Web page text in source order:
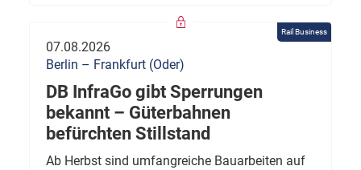
Rail Business
07.08.2026
Berlin – Frankfurt (Oder)
DB InfraGo gibt Sperrungen
bekannt – Güterbahnen
befürchten Stillstand
Ab Herbst sind umfangreiche Bauarbeiten auf